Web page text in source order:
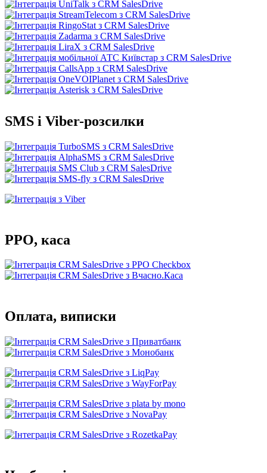
SMS і Viber-розсилки
РРО, каса
Оплата, виписки